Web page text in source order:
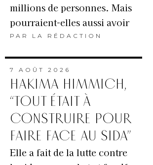
millions de personnes. Mais
pourraient-elles aussi avoir
PAR LA RÉDACTION
7 AOÛT 2026
HAKIMA HIMMICH,
“TOUT ÉTAIT À
CONSTRUIRE POUR
FAIRE FACE AU SIDA”
Elle a fait de la lutte contre